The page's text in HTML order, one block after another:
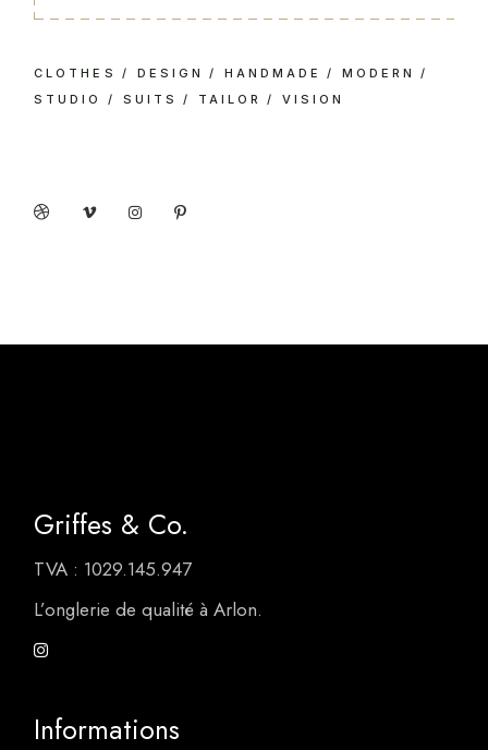
CLOTHES DESIGN HANDMADE
MODERN
STUDIO
SUITS TAILOR VISION
Griffes & Co.
TVA : 1029.145.947
L’onglerie de qualité à Arlon.
Informations